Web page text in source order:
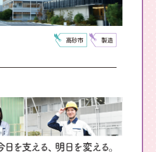
高砂市 製造